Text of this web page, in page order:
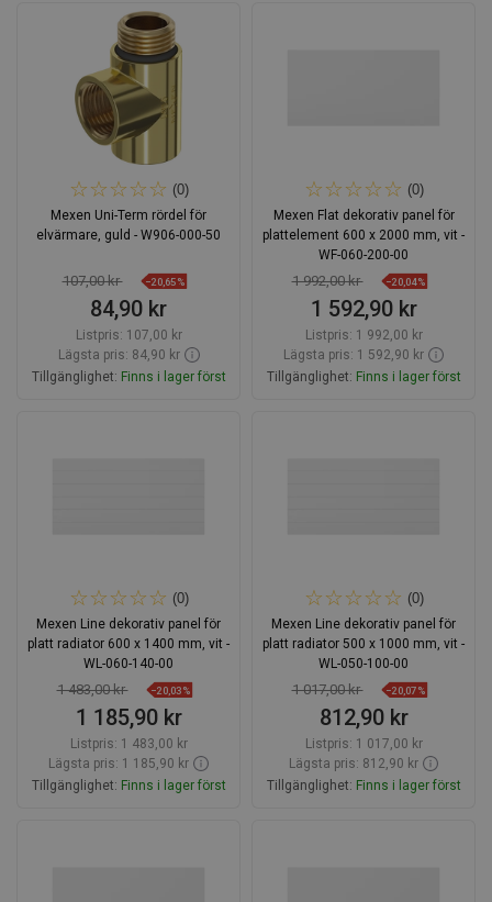
Lägg i varukorg
favorite_border Favoriter
(0)
Mexen Uni-Term rördel för
elvärmare, guld - W906-000-50
107,00 kr −20,65%
84,90 kr
Listpris: 107,00 kr
Lägsta pris: 84,90 kr
Tillgänglighet: Finns i lager först
(0)
Mexen Flat dekorativ panel för
plattelement 600 x 2000 mm, vit -
WF-060-200-00
1 992,00 kr −20,04%
1 592,90 kr
Listpris: 1 992,00 kr
Lägsta pris: 1 592,90 kr
Tillgänglighet: Finns i lager först
(0)
Mexen Line dekorativ panel för
platt radiator 600 x 1400 mm, vit -
WL-060-140-00
1 483,00 kr −20,03%
1 185,90 kr
Listpris: 1 483,00 kr
Lägsta pris: 1 185,90 kr
Tillgänglighet: Finns i lager först
(0)
Mexen Line dekorativ panel för
platt radiator 500 x 1000 mm, vit -
WL-050-100-00
1 017,00 kr −20,07%
812,90 kr
Listpris: 1 017,00 kr
Lägsta pris: 812,90 kr
Tillgänglighet: Finns i lager först